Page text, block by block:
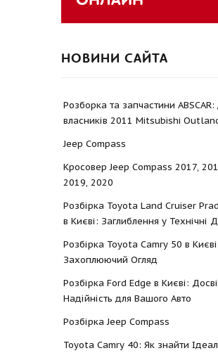
НОВИНИ САЙТА
Розборка та запчастини ABSCAR:
власників 2011 Mitsubishi
Jeep Compass
Кросовер Jeep Compass 2017,
2019, 2020
Розбірка Toyota Land Cruiser
в Києві: Заглиблення у Технічні
Розбірка Toyota Camry 50 в
Захоплюючий Огляд
Розбірка Ford Edge в Києві:
Надійність для Вашого Авто
Розбірка Jeep Compass
Toyota Camry 40: Як знайти